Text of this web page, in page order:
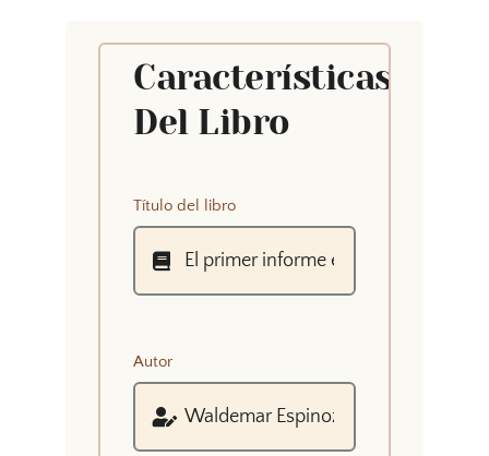
Características
Del Libro
Título del libro
Autor